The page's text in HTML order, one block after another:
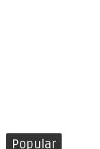
Popular